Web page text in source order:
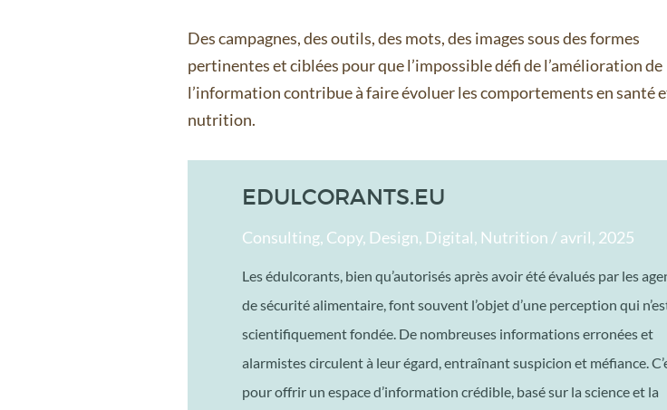
Des campagnes, des outils, des mots, des images sous des formes
pertinentes et ciblées pour que l’impossible défi de l’amélioration de
l’information contribue à faire évoluer les comportements en santé
nutrition.
EDULCORANTS.EU
Consulting, Copy, Design, Digital, Nutrition / avril, 2025
Les édulcorants, bien qu’autorisés après avoir été évalués par les
de sécurité alimentaire, font souvent l’objet d’une perception qui
scientifiquement fondée. De nombreuses informations erronées et
alarmistes circulent à leur égard, entraînant suspicion et méfiance.
pour offrir un espace d’information crédible, basé sur la science et la